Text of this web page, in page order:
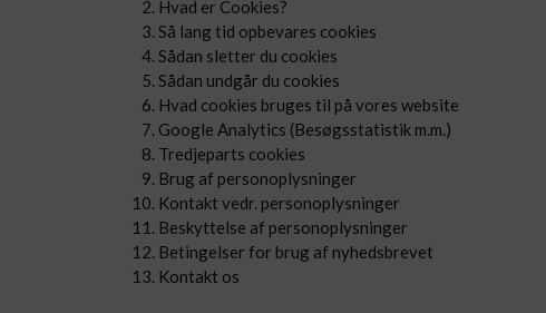
Hvad er Cookies?
Så lang tid opbevares cookies
Sådan sletter du cookies
Sådan undgår du cookies
Hvad cookies bruges til på vores website
Google Analytics (Besøgsstatistik m.m.)
Tredjeparts cookies
Brug af personoplysninger
Kontakt vedr. personoplysninger
Beskyttelse af personoplysninger
Betingelser for brug af nyhedsbrevet
Kontakt os